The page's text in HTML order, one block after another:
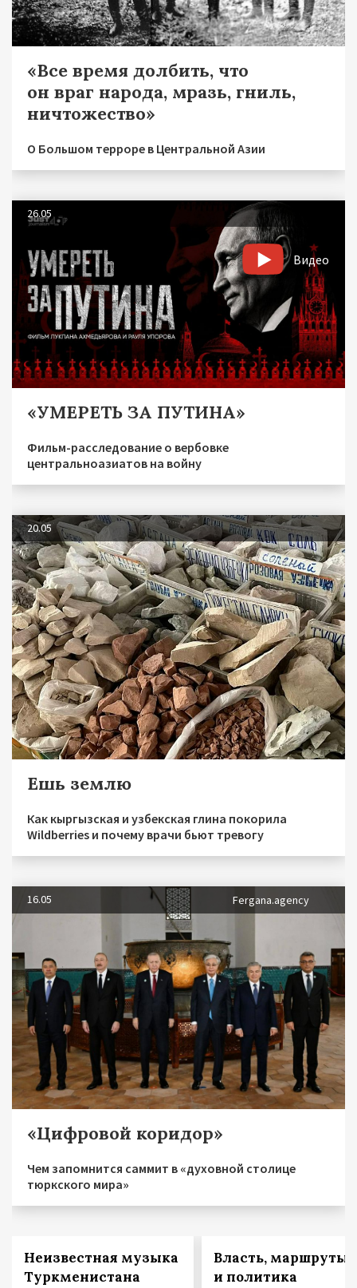
«Все время долбить, что
он враг народа, мразь, гниль,
ничтожество»
О Большом терроре в Центральной Азии
26.05
Видео
«УМЕРЕТЬ ЗА ПУТИНА»
Фильм-расследование о вербовке
центральноазиатов на войну
20.05
Ешь землю
Как кыргызская и узбекская глина покорила
Wildberries и почему врачи бьют тревогу
16.05 Fergana.agency
«Цифровой коридор»
Чем запомнится саммит в «духовной столице
тюркского мира»
Неизвестная музыка
Туркменистана
Власть, маршруты
и политика